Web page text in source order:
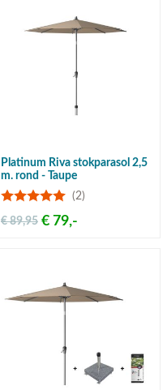
Platinum Riva stokparasol 2,5
m. rond - Taupe
(2)
€ 79,-
€ 89,95